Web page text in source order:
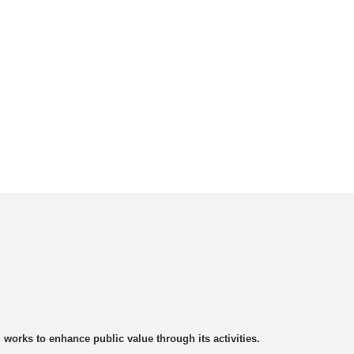
to enhance public value through its activities.